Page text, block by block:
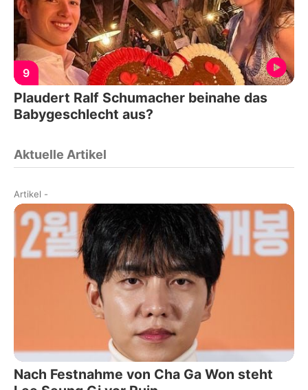
9
Plaudert Ralf Schumacher beinahe das
Babygeschlecht aus?
Aktuelle Artikel
Artikel -
Nach Festnahme von Cha Ga Won steht